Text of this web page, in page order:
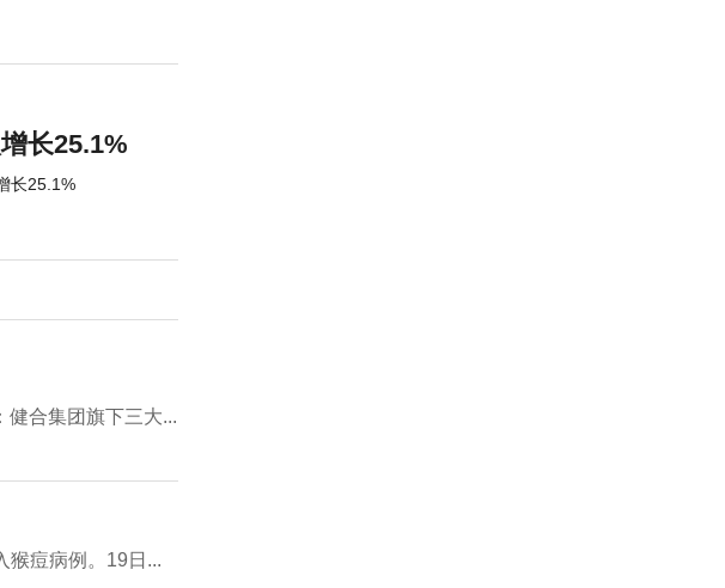
长25.1%
长25.1%
合集团旗下三大...
猴痘病例。19日...